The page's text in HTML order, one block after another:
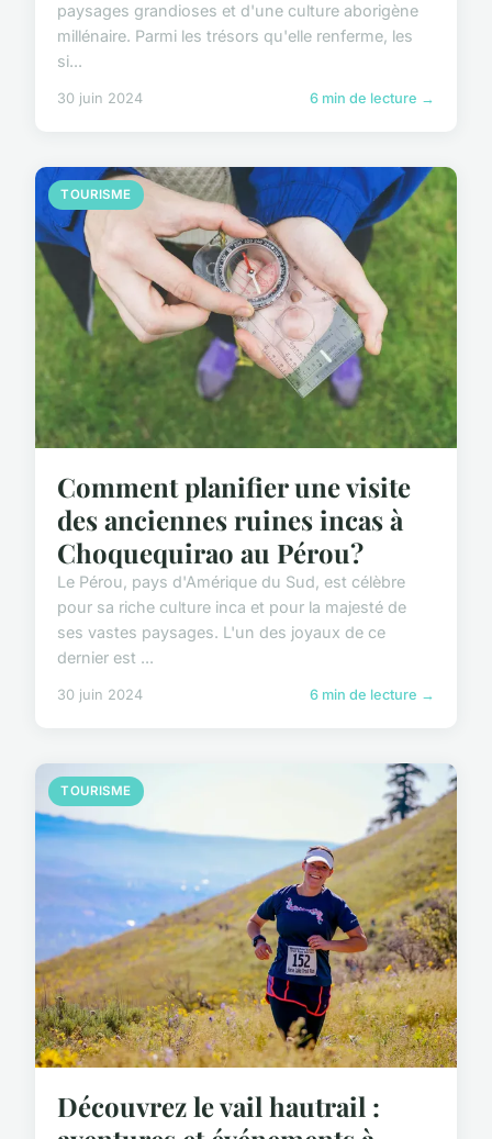
paysages grandioses et d'une culture aborigène
millénaire. Parmi les trésors qu'elle renferme, les
si...
30 juin 2024 6 min de lecture →
TOURISME
Comment planifier une visite
des anciennes ruines incas à
Choquequirao au Pérou?
Le Pérou, pays d'Amérique du Sud, est célèbre
pour sa riche culture inca et pour la majesté de
ses vastes paysages. L'un des joyaux de ce
dernier est ...
30 juin 2024 6 min de lecture →
TOURISME
Découvrez le vail hautrail :